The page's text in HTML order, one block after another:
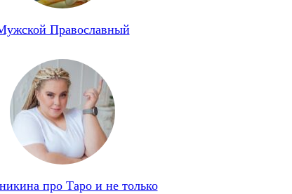
Православный
про Таро и не только